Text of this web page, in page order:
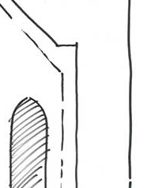
durch unsere